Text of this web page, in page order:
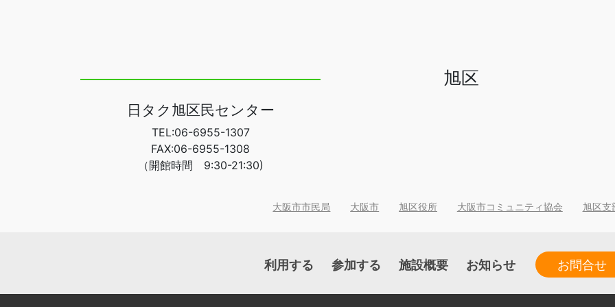
日タク旭区民センター
TEL:06-6955-1307
FAX:06-6955-1308
（開館時間 9:30-21:30)
旭区
大阪市市民局 大阪市 旭区役所 大阪市コミュニティ協会 旭区支
利用する 参加する 施設概要 お知らせ お問合せ